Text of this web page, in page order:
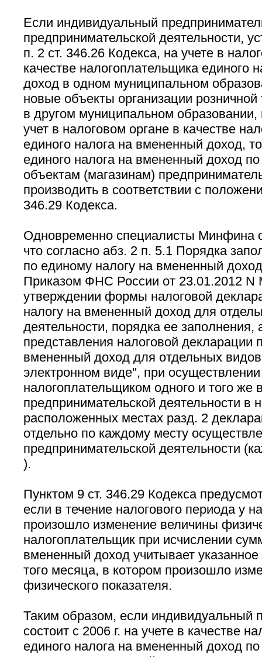
Если индивидуальный
предпринимательской деятельности,
п. 2 ст. 346.26 Кодекса, на учете в
качестве налогоплательщика единого
доход в одном муниципальном
новые объекты организации розничной
в другом муниципальном образовании,
учет в налоговом органе в качестве
единого налога на вмененный доход,
единого налога на вмененный доход
объектам (магазинам)
производить в соответствии с
346.29 Кодекса.
Одновременно специалисты Минфина
что согласно абз. 2 п. 5.1 Порядка
по единому налогу на вмененный
Приказом ФНС России от 23.01.2012
утверждении формы налоговой
налогу на вмененный доход для
деятельности, порядка ее
представления налоговой декларации
вмененный доход для отдельных
электронном виде'', при осуществлении
налогоплательщиком одного и того же
предпринимательской деятельности в
расположенных местах разд. 2
отдельно по каждому месту
предпринимательской деятельности
).
Пунктом 9 ст. 346.29 Кодекса
если в течение налогового периода у
произошло изменение величины
налогоплательщик при исчислении
вмененный доход учитывает
того месяца, в котором произошло
физического показателя.
Таким образом, если индивидуальный
состоит с 2006 г. на учете в качестве
единого налога на вмененный доход